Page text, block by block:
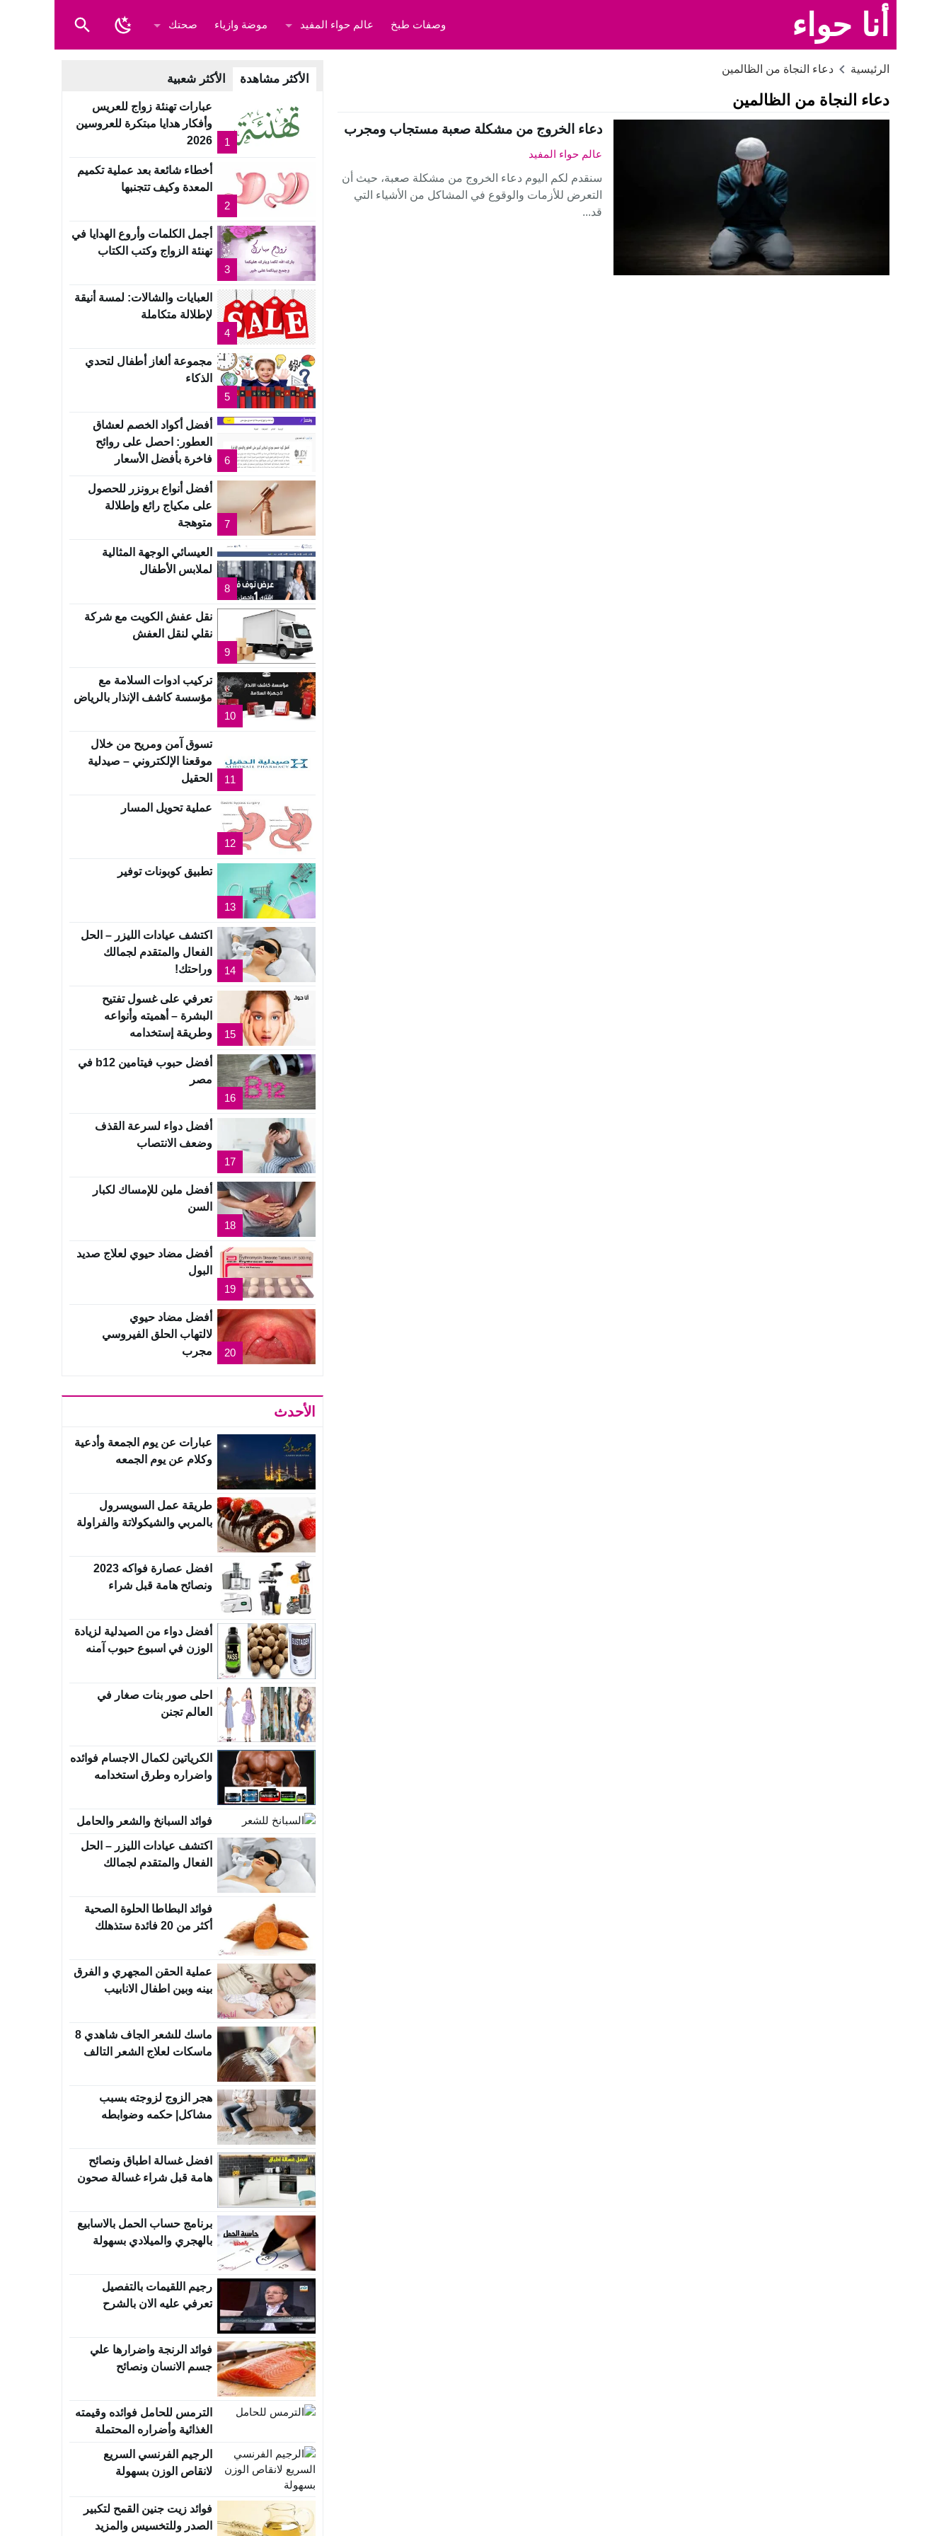
أنا حواء وصفات طبخ عالم حواء المفيد موضة وازياء صحتك
الرئيسية دعاء النجاة من الظالمين
دعاء النجاة من الظالمين
دعاء الخروج من مشكلة صعبة مستجاب ومجرب
عالم حواء المفيد
سنقدم لكم اليوم دعاء الخروج من مشكلة صعبة، حيث أن
التعرض للأزمات والوقوع في المشاكل من الأشياء التي
قد...
الأكثر مشاهدة الأكثر شعبية
1
عبارات تهنئة زواج للعريس
وأفكار هدايا مبتكرة للعروسين
2026
2
أخطاء شائعة بعد عملية تكميم
المعدة وكيف تتجنبها
3
أجمل الكلمات وأروع الهدايا في
تهنئة الزواج وكتب الكتاب
4
العبايات والشالات: لمسة أنيقة
لإطلالة متكاملة
5
مجموعة ألغاز أطفال لتحدي
الذكاء
6
أفضل أكواد الخصم لعشاق
العطور: احصل على روائح
فاخرة بأفضل الأسعار
7
أفضل أنواع برونزر للحصول
على مكياج رائع وإطلالة
متوهجة
8
العيسائي الوجهة المثالية
لملابس الأطفال
9
نقل عفش الكويت مع شركة
نقلي لنقل العفش
10
تركيب ادوات السلامة مع
مؤسسة كاشف الإنذار بالرياض
11
تسوق آمن ومريح من خلال
موقعنا الإلكتروني – صيدلية
الحقيل
12
عملية تحويل المسار
13
تطبيق كوبونات توفير
14
اكتشف عيادات الليزر – الحل
الفعال والمتقدم لجمالك
وراحتك!
15
تعرفي على غسول تفتيح
البشرة – أهميته وأنواعه
وطريقة إستخدامه
16
أفضل حبوب فيتامين b12 في
مصر
17
أفضل دواء لسرعة القذف
وضعف الانتصاب
18
أفضل ملين للإمساك لكبار
السن
19
أفضل مضاد حيوي لعلاج صديد
البول
20
أفضل مضاد حيوي
لالتهاب الحلق الفيروسي
مجرب
الأحدث
عبارات عن يوم الجمعة وأدعية
وكلام عن يوم الجمعه
طريقة عمل السويسرول
بالمربي والشيكولاتة والفراولة
افضل عصارة فواكه 2023
ونصائح هامة قبل شراء
أفضل دواء من الصيدلية لزيادة
الوزن في اسبوع حبوب آمنه
احلى صور بنات صغار في
العالم تجنن
الكرياتين لكمال الاجسام فوائده
واضراره وطرق استخدامه
فوائد السبانخ والشعر والحامل
اكتشف عيادات الليزر – الحل
الفعال والمتقدم لجمالك
فوائد البطاطا الحلوة الصحية
أكثر من 20 فائدة ستذهلك
عملية الحقن المجهري و الفرق
بينه وبين اطفال الانابيب
ماسك للشعر الجاف شاهدي 8
ماسكات لعلاج الشعر التالف
هجر الزوج لزوجته بسبب
مشاكل| حكمه وضوابطه
افضل غسالة اطباق ونصائح
هامة قبل شراء غسالة صحون
برنامج حساب الحمل بالاسابيع
بالهجري والميلادي بسهولة
رجيم اللقيمات بالتفصيل
تعرفي عليه الان بالشرح
فوائد الرنجة واضرارها علي
جسم الانسان ونصائح
الترمس للحامل فوائده وقيمته
الغذائية وأضراره المحتملة
الرجيم الفرنسي السريع
لانقاص الوزن بسهولة
فوائد زيت جنين القمح لتكبير
الصدر وللتخسيس والمزيد